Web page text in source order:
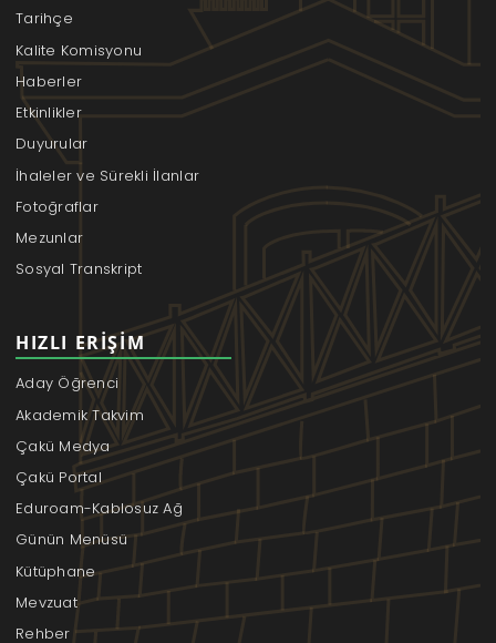
Tarihçe
Kalite Komisyonu
Haberler
Etkinlikler
Duyurular
İhaleler ve Sürekli İlanlar
Fotoğraflar
Mezunlar
Sosyal Transkript
HIZLI ERIŞIM
Aday Öğrenci
Akademik Takvim
Çakü Medya
Çakü Portal
Eduroam-Kablosuz Ağ
Günün Menüsü
Kütüphane
Mevzuat
Rehber